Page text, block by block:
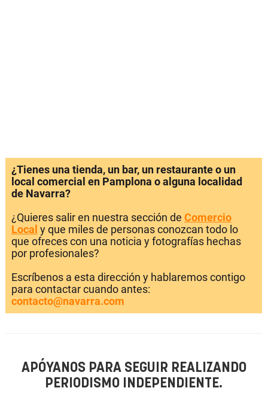
¿Tienes una tienda, un bar, un restaurante o un
local comercial en Pamplona o alguna localidad
de Navarra?
¿Quieres salir en nuestra sección de Comercio
Local y que miles de personas conozcan todo lo
que ofreces con una noticia y fotografías hechas
por profesionales?
Escríbenos a esta dirección y hablaremos contigo
para contactar cuando antes:
contacto@navarra.com
APÓYANOS PARA SEGUIR REALIZANDO
PERIODISMO INDEPENDIENTE.